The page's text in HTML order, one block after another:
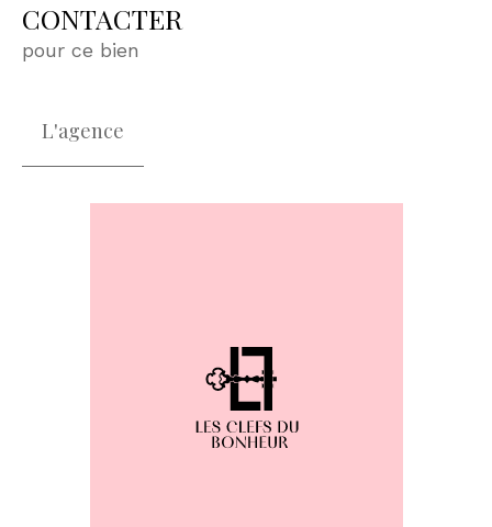
CONTACTER
pour ce bien
L'agence